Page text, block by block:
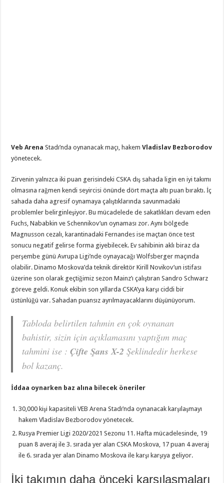
Veb Arena Stadı’nda oynanacak maçı, hakemVladislav Bezborodov
yönetecek.
Zirvenin yalnızca iki puan gerisindeki CSKA dış sahada ligin en iyi takımı
olmasına rağmen kendi seyircisi önünde dört maçta altı puan bıraktı. İç
sahada daha agresif oynamaya çalıştıklarında savunmadaki
problemler belirginleşiyor. Bu mücadelede de sakatlıkları devam eden
Fuchs, Nababkin ve Schennikov’un oynaması zor. Aynı bölgede
Magnusson cezalı, karantinadaki Fernandes ise maçtan önce test
sonucu negatif gelirse forma giyebilecek. Ev sahibinin aklı biraz da
perşembe günü Avrupa Ligi’nde oynayacağı Wolfsberger maçında
olabilir. Dinamo Moskova’da teknik direktör Kirill Novikov’un istifası
üzerine son olarak geçtiğimiz sezon Mainz’ı çalıştıran Sandro Schwarz
göreve geldi. Konuk ekibin son yıllarda CSKA’ya karşı ciddi bir
üstünlüğü var. Sahadan puansız ayrılmayacaklarını düşünüyorum.
Tabloda belirtilen tahmin en çok oynanan
bahistir, sizin için açıklamasını yaptığım maç
tahmini ise :Çifte Şans X-2Şeklindedir herkese
bol kazanç.
İddaa oynarken baz alına bilecek öneriler
30,000 kişi kapasiteli VEB Arena Stadı’nda oynanacak karşılaşmayı
hakem Vladislav Bezborodov yönetecek.
Rusya Premier Ligi 2020/2021 Sezonu 11. Hafta mücadelesinde, 19
puan 8 averaj ile 3. sırada yer alan CSKA Moskova, 17 puan 4 averaj
ile 6. sırada yer alan Dinamo Moskova ile karşı karşıya geliyor.
İki takımın daha önceki karşılaşmaları